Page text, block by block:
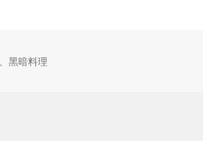
、黑暗料理